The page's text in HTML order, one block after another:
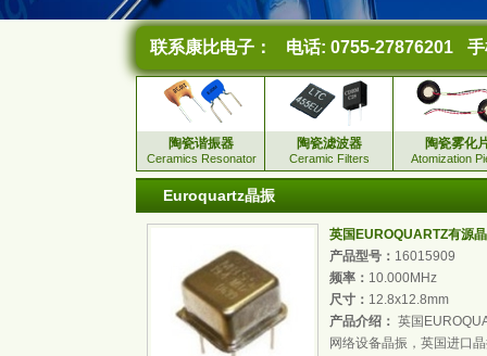
联系康比电子： 电话: 0755-27876201
陶瓷谐振器
Ceramics Resonator
陶瓷滤波器
Ceramic Filters
陶瓷雾化
Atomization
Euroquartz晶振
英国EUROQUARTZ有源
产品型号： 16015909
频率： 10.000MHz
尺寸： 12.8x12.8mm
产品介绍： 英国
网络设备晶振，英国进口